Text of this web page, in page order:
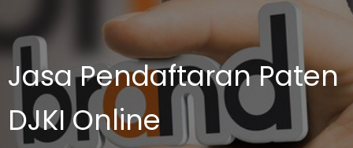
Jasa Pendaftaran Paten
DJKI Online